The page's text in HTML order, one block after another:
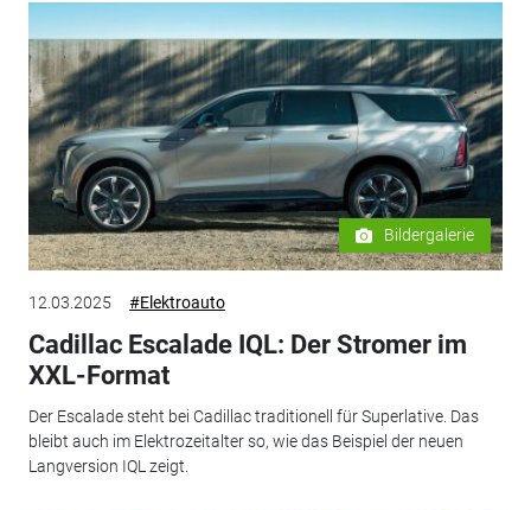
Bildergalerie
12.03.2025 #Elektroauto
Cadillac Escalade IQL: Der Stromer im
XXL-Format
Der Escalade steht bei Cadillac traditionell für Superlative. Das
bleibt auch im Elektrozeitalter so, wie das Beispiel der neuen
Langversion IQL zeigt.